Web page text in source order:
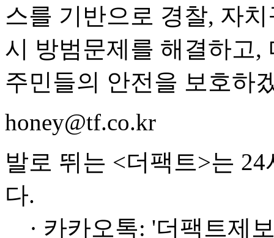
스를 기반으로 경찰, 자
시 방범문제를 해결하고,
주민들의 안전을 보호하
honey@tf.co.kr
발로 뛰는 <더팩트>는
다.
· 카카오톡: '더팩트제